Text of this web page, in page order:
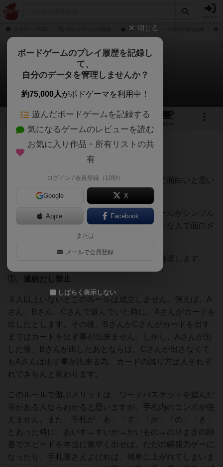
ワードバスケットの通販/商品詳細
ワードバスケット
MTLさんのレビュー
16 5 57
カフェ
132名 3名 0 約1年前
シンプルな「しりとりバトル」誰でも出来て面白いと思い
ただ、いくつか気になる点もあります。ルールがシンプル
故に飽きられやすかったり、得意な人と苦手な人で面白さ
が欠ける事があります。
その時に、以下のルールで遊んでみるのを推奨します。
① 、連続だし禁止
３人以上いないとこのルールは成立しません。例えば、A
さん、Bさん、Cさんで遊んでいた時に、Aさんがカードを
出したとします。その後、BさんかCさんがカードを出す
まではカードを出す事が出来ません。しかし、Aさんが出
した後、Bさんが出したあとならば、Cさんが出さなくて
もAさんは出す事が出来る為、カードの減り方は人それぞ
れできちんと変わります。
このルールで遊ぶメリットは、ワードバスケットを遊んだ
事がある人ならわかると思いますが、手札内のコンボが使
えません。また、手札が「あ」「す」「か」「の」「き」
とあった時に、あいす→すいか→かいもの→のりまきの順
番でスピードを本当に素早く出せば、ただの瞬発力ゲーに
なったり、手札運さえよければ、簡単に上がれてしまいま
閉じる
ボードゲームのプレイ履歴を記録し
て、
自分のデータを管理しませんか？
約75,000人がボドゲーマを利用中！
遊んだボードゲームを記録する
気になるゲームのレビューを読む
お気に入り作品・所有リストの共
有
ログイン / 会員登録（10秒）
Google X
Apple Facebook
または
メールで会員登録
しばらく表示しない